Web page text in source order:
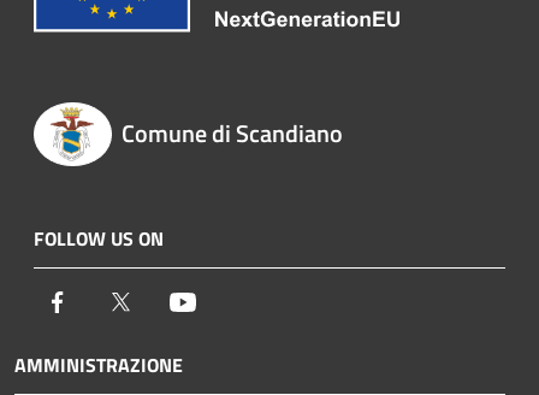
Comune di Scandiano
FOLLOW US ON
Facebook Twitter
AMMINISTRAZIONE